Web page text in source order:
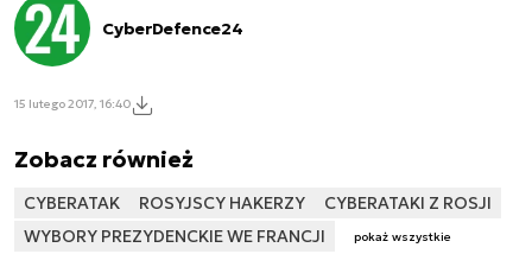
CyberDefence24
15 lutego 2017, 16:40
Zobacz również
CYBERATAK ROSYJSCY HAKERZY
CYBERATAKI Z ROSJI
WYBORY PREZYDENCKIE WE FRANCJI
pokaż wszystkie